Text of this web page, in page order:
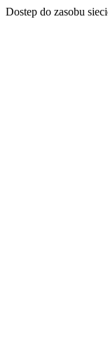
Dostep do zasobu